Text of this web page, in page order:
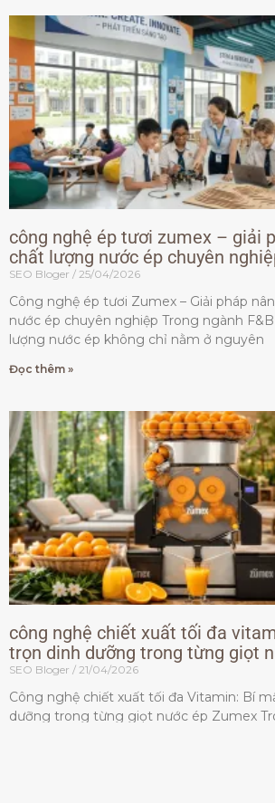
công nghệ ép tươi zumex – giải
chất lượng nước ép chuyên
SEO Bloger 25/04/2026
Công nghệ ép tươi Zumex – Giải pháp
nước ép chuyên nghiệp Trong ngành
lượng nước ép không chỉ nằm ở nguyên
Đọc thêm »
công nghệ chiết xuất tối đa
trọn dinh dưỡng trong từng giọt
SEO Bloger 21/04/2026
Công nghệ chiết xuất tối đa Vitamin: Bí
dưỡng trong từng giọt nước ép Zumex